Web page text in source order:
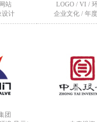
站
设计
LOGO / VI /
企业文化 / 年
团